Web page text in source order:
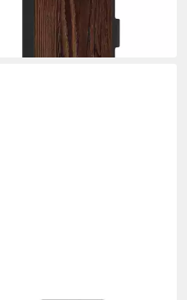
Werktagen bei dir